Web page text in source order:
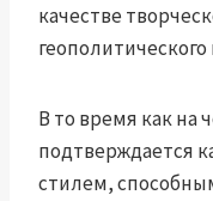
качестве
В то время как на
подтверждается
стилем,